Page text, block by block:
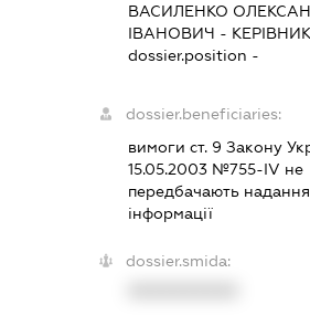
ВАСИЛЕНКО
ІВАНОВИЧ - КЕРІВНИК
dossier.position -
dossier.beneficiaries:
вимоги ст. 9 Закону
15.05.2003 №755-ІV не
передбачають надання
інформації
dossier.smida: